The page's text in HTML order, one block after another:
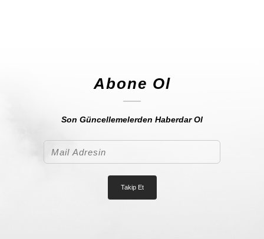
Abone Ol
Son Güncellemelerden Haberdar Ol